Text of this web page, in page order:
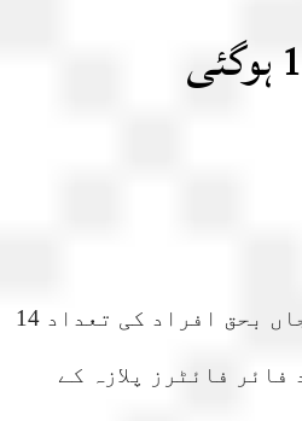
کراچی : صوبہ سندھ کے دارالحکومت گل پلازہ میں لگی آگ پر 33 گھنٹے بعد قابو پالیا گیا، تاہم آتشزدگی کے اس واقعے میں جاں بحق افراد کی تعداد 14
پانے کے بعد فائر فائٹرز پلازہ کے